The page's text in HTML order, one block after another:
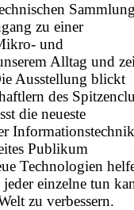
zu einer
und
Alltag und
Ausstellung blickt
des
die neueste
Informationstechnik
Publikum
Technologien
jeder einzelne tun
zu verbessern.